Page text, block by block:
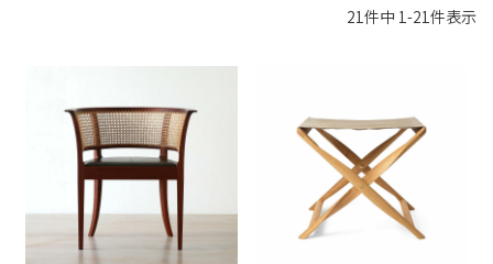
21 件中 1 -21 件表示